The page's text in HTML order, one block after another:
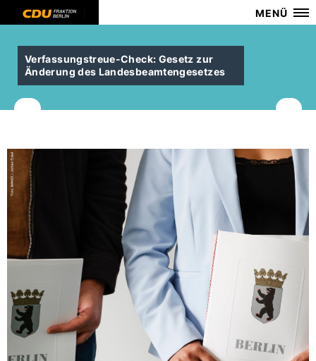
MENÜ
Verfassungstreue-Check: Gesetz zur
Änderung des Landesbeamtengesetzes